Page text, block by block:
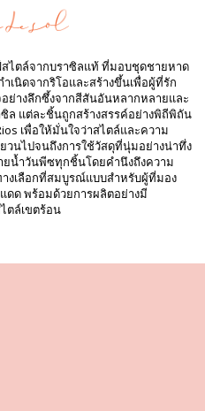
- Chlorine Resistant
(AMNI SOUL ECO), 16%
- Chlorine Resistant
ลิตภัณฑ์
(ไม่รวมอุปกรณ์เสริมอื่น ๆ)
M (7899810212085),
de Sol Rouge Marina
นั้น คุณต้องเรียนรู้วิธีการดูแลชุดบิกินี่
ภาพดี เป็นสิ่งจำเป็นและส่งผลต่อสีสัน
และมีสีสันที่สวยสดใสไปนานๆ
นก่อนทุกครั้ง เพราะการสัมผัสกับพื้น
ไตล์จากบราซิลแท้ ที่มอบชุดชายหาด
เนิดจากริโอและสร้างขึ้นเพื่อผู้ที่รัก
ย่างลึกซึ้งจากสีสันอันหลากหลายและ
แต่ละชิ้นถูกสร้างสรรค์อย่างพิถีพิถัน
เพื่อให้มั่นใจว่าสไตล์และความ
วนไปจนถึงการใช้วัสดุที่นุ่มอย่างน่าทึ่ง
ยน้ำวันพีซทุกชิ้นโดยคำนึงถึงความ
งเลือกที่สมบูรณ์แบบสำหรับผู้ที่มอง
ดด พร้อมด้วยการผลิตอย่างมี
ตล์เขตร้อน